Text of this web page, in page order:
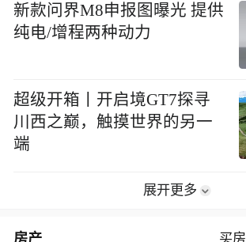
新款问界M8申报图曝光 提供
纯电/增程两种动力
超级开箱丨开启境GT7探寻
川西之巅，触摸世界的另一
端
展开更多
房产 买房